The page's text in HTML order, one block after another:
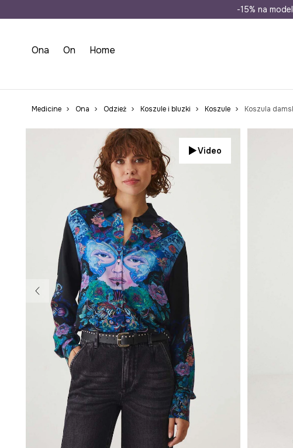
Wysyłka nawet w
-15% na
Ona On Home
Medicine Ona Odzież Koszule i bluzki Koszule Koszula
Video